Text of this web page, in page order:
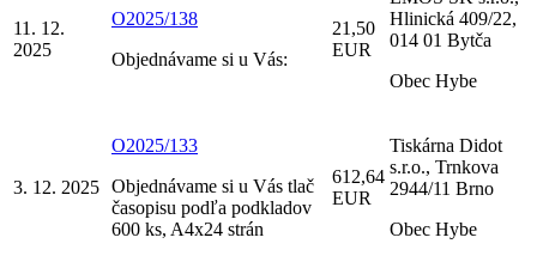
11. 12.
2025
O2025/138
Objednávame si u Vás:
21,50
EUR
Hlinická 409/22,
014 01 Bytča
Obec Hybe
3. 12. 2025
O2025/133
Objednávame si u Vás tlač
časopisu podľa podkladov
600 ks, A4x24 strán
612,64
EUR
Tiskárna Didot
s.r.o., Trnkova
2944/11 Brno
Obec Hybe